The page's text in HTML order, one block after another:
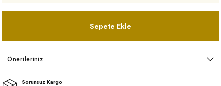
Sepete Ekle
Önerileriniz
Sorunsuz Kargo